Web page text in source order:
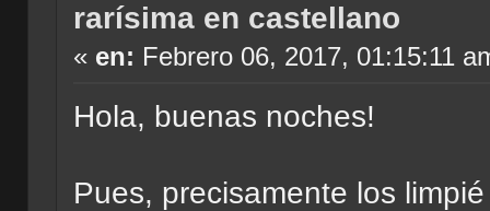
rarísima en castellano
« en: Febrero 06, 2017, 01:15:11
Hola, buenas noches!
Pues, precisamente los